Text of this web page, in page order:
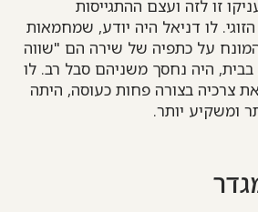
זו לזה ועצם ההתגייסות
לו דניאל היה יודע, שמחמאות
על כתפיה של שירה הם "שווה
היה נחסך משניהם סבל רב. לו
צרכיה בצורה פחות כעוסה, היתה
ומשקיע יותר.